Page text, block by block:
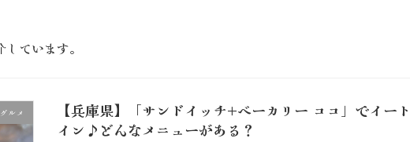
ています。
ルメ
【兵庫県】「サンドイッチ+ベーカリー ココ」でイート
イン♪どんなメニューがある？